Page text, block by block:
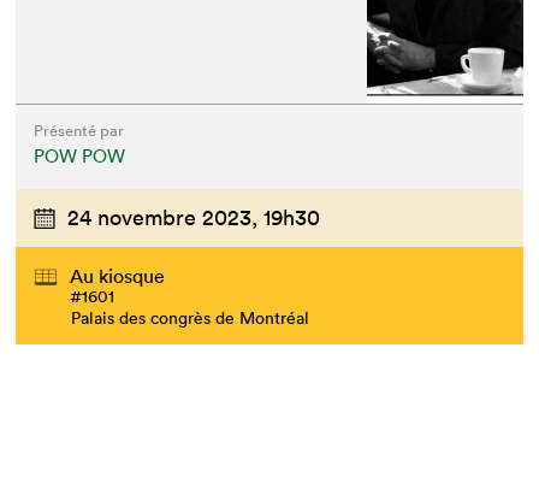
Présenté par
POW POW
24 novembre 2023, 19h30
Au kiosque
#1601
Palais des congrès de Montréal